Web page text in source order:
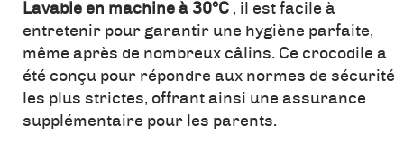
Lavable en machine à 30°C , il est facile à
entretenir pour garantir une hygiène parfaite,
même après de nombreux câlins. Ce crocodile a
été conçu pour répondre aux normes de sécurité
les plus strictes, offrant ainsi une assurance
supplémentaire pour les parents.